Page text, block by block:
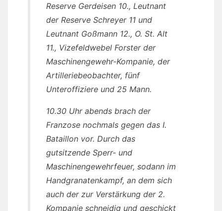
Reserve Gerdeisen 10., Leutnant
der Reserve Schreyer 11 und
Leutnant Goßmann 12., O. St. Alt
11., Vizefeldwebel Forster der
Maschinengewehr-Kompanie, der
Artilleriebeobachter, fünf
Unteroffiziere und 25 Mann.
10.30 Uhr abends brach der
Franzose nochmals gegen das I.
Bataillon vor. Durch das
gutsitzende Sperr- und
Maschinengewehrfeuer, sodann im
Handgranatenkampf, an dem sich
auch der zur Verstärkung der 2.
Kompanie schneidig und geschickt